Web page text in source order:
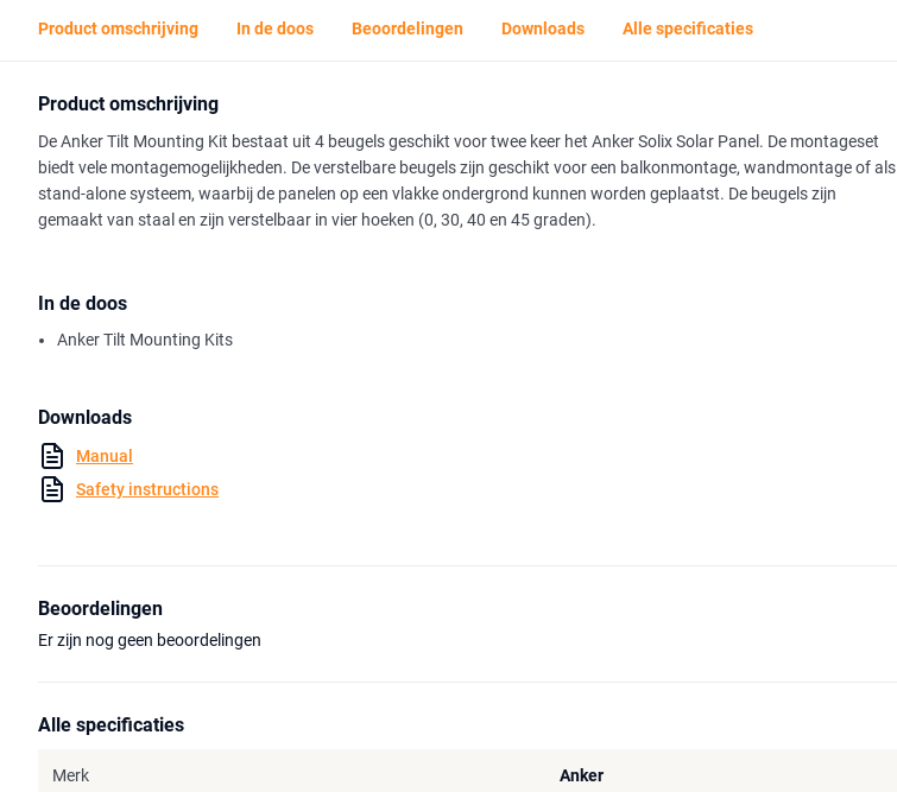
Product omschrijving In de doos Beoordelingen Downloads Alle specificaties
Product omschrijving
De Anker Tilt Mounting Kit bestaat uit 4 beugels geschikt voor twee keer het Anker Solix Solar Panel. De montageset
biedt vele montagemogelijkheden. De verstelbare beugels zijn geschikt voor een balkonmontage, wandmontage of als
stand-alone systeem, waarbij de panelen op een vlakke ondergrond kunnen worden geplaatst. De beugels zijn
gemaakt van staal en zijn verstelbaar in vier hoeken (0, 30, 40 en 45 graden).
In de doos
Anker Tilt Mounting Kits
Downloads
Manual
Safety instructions
Beoordelingen
Er zijn nog geen beoordelingen
Alle specificaties
Merk Anker